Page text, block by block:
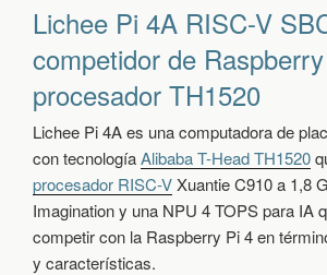
L
C
D
O
L
L
C
H
E
E
I
4
A
I
S
Lichee Pi 4A RISC-V
competidor de
procesador TH1520
Lichee Pi 4A es una computadora de
con tecnologíaAlibaba T-Head TH1520
procesador RISC-VXuantie C910 a 1,8
Imagination y una NPU 4 TOPS para IA
competir con la Raspberry Pi 4 en
y características.